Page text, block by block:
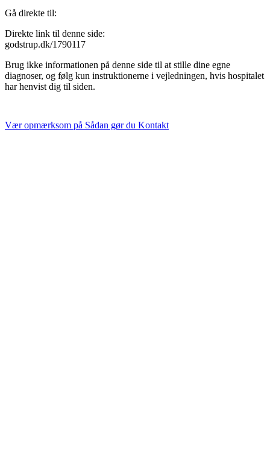
Gå direkte til:
Direkte link til denne side:
godstrup.dk/1790117
Brug ikke informationen på denne side til at stille dine egne
diagnoser, og følg kun instruktionerne i vejledningen, hvis hospitalet
har henvist dig til siden.
Vær opmærksom på Sådan gør du Kontakt